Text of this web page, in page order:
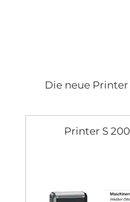
Die neue Printer
Printer S 200